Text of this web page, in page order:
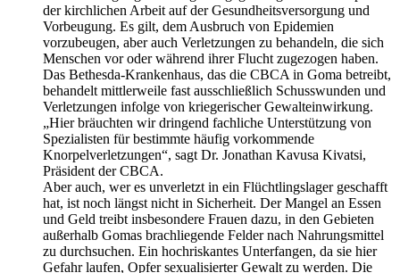
der kirchlichen Arbeit auf der Gesundheitsversorgung und
Vorbeugung. Es gilt, dem Ausbruch von Epidemien
vorzubeugen, aber auch Verletzungen zu behandeln, die sich
Menschen vor oder während ihrer Flucht zugezogen haben.
Das Bethesda-Krankenhaus, das die CBCA in Goma betreibt,
behandelt mittlerweile fast ausschließlich Schusswunden und
Verletzungen infolge von kriegerischer Gewalteinwirkung.
„Hier bräuchten wir dringend fachliche Unterstützung von
Spezialisten für bestimmte häufig vorkommende
Knorpelverletzungen“, sagt Dr. Jonathan Kavusa Kivatsi,
Präsident der CBCA.
Aber auch, wer es unverletzt in ein Flüchtlingslager geschafft
hat, ist noch längst nicht in Sicherheit. Der Mangel an Essen
und Geld treibt insbesondere Frauen dazu, in den Gebieten
außerhalb Gomas brachliegende Felder nach Nahrungsmittel
zu durchsuchen. Ein hochriskantes Unterfangen, da sie hier
Gefahr laufen, Opfer sexualisierter Gewalt zu werden. Die